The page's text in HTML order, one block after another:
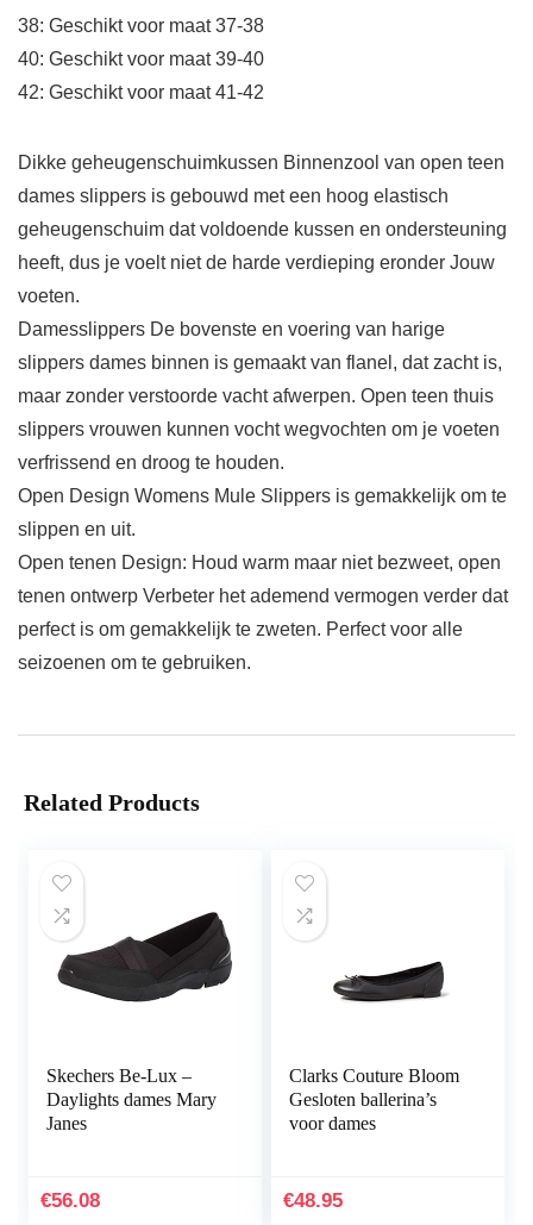
38: Geschikt voor maat 37-38
40: Geschikt voor maat 39-40
42: Geschikt voor maat 41-42
Dikke geheugenschuimkussen Binnenzool van open teen
dames slippers is gebouwd met een hoog elastisch
geheugenschuim dat voldoende kussen en ondersteuning
heeft, dus je voelt niet de harde verdieping eronder Jouw
voeten.
Damesslippers De bovenste en voering van harige
slippers dames binnen is gemaakt van flanel, dat zacht is,
maar zonder verstoorde vacht afwerpen. Open teen thuis
slippers vrouwen kunnen vocht wegvochten om je voeten
verfrissend en droog te houden.
Open Design Womens Mule Slippers is gemakkelijk om te
slippen en uit.
Open tenen Design: Houd warm maar niet bezweet, open
tenen ontwerp Verbeter het ademend vermogen verder dat
perfect is om gemakkelijk te zweten. Perfect voor alle
seizoenen om te gebruiken.
Related Products
Skechers Be-Lux –
Daylights dames Mary
Janes
€56.08
Clarks Couture Bloom
Gesloten ballerina’s
voor dames
€48.95